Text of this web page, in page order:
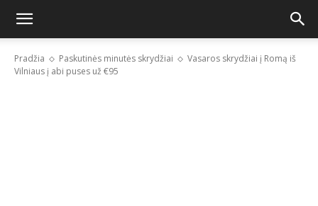
Pradžia Paskutinės minutės skrydžiai
Vasaros skrydžiai į Romą iš
Vilniaus į abi puses už €95